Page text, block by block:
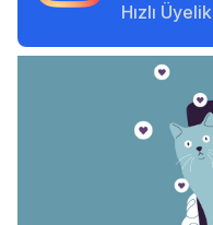
Hızlı Üyelik